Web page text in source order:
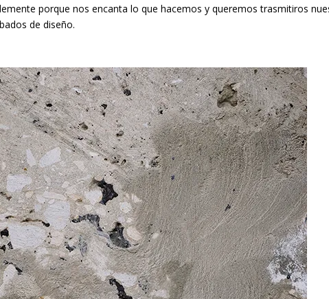
porque nos encanta lo que hacemos y queremos trasmitiros
de diseño.